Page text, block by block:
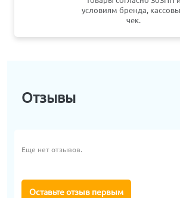
условиям бренда,
чек.
Отзывы
Еще нет отзывов.
Оставьте отзыв первым